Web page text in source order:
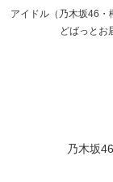
アイドル（乃木坂46
どばっとお
乃木坂46